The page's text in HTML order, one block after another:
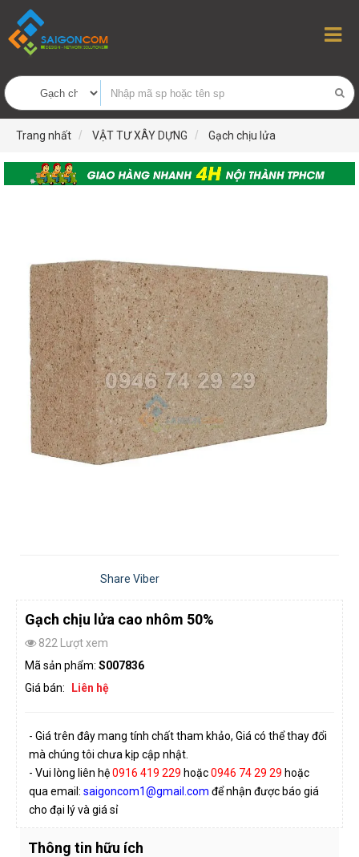
Trang nhất VẬT TƯ XÂY DỰNG Gạch chịu lửa
Share Viber
Gạch chịu lửa cao nhôm 50%
822 Lượt xem
Mã sản phẩm: S007836
Giá bán:
Liên hệ
- Giá trên đây mang tính chất tham khảo, Giá có thể thay đổi
mà chúng tôi chưa kịp cập nhật.
- Vui lòng liên hệ0916 419 229 hoặc0946 74 29 29 hoặc
qua email: saigoncom1@gmail.com để nhận được báo giá
cho đại lý và giá sỉ
Thông tin hữu ích